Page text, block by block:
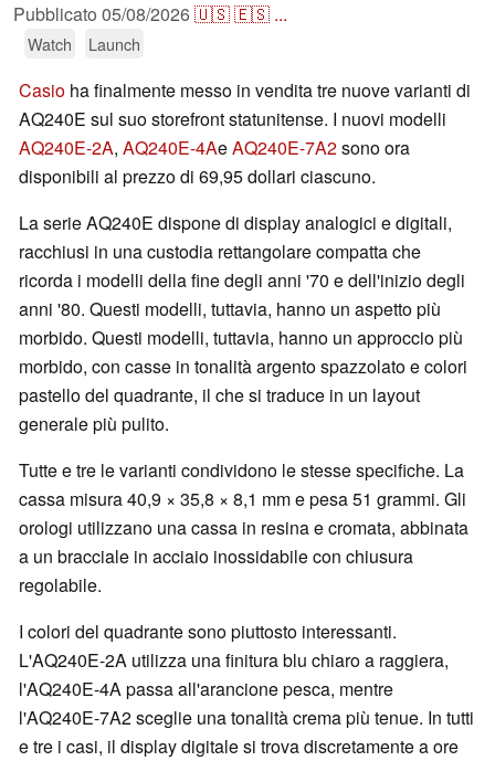
Pubblicato 05/08/2026🇺🇸🇪🇸 ...
Watch Launch
Casio ha finalmente messo in vendita tre nuove varianti di
AQ240E sul suo storefront statunitense. I nuovi modelli
AQ240E-2A, AQ240E-4AeAQ240E-7A2sono ora
disponibili al prezzo di 69,95 dollari ciascuno.
La serie AQ240E dispone di display analogici e digitali,
racchiusi in una custodia rettangolare compatta che
ricorda i modelli della fine degli anni '70 e dell'inizio degli
anni '80. Questi modelli, tuttavia, hanno un aspetto più
morbido. Questi modelli, tuttavia, hanno un approccio più
morbido, con casse in tonalità argento spazzolato e colori
pastello del quadrante, il che si traduce in un layout
generale più pulito.
Tutte e tre le varianti condividono le stesse specifiche. La
cassa misura 40,9 × 35,8 × 8,1 mm e pesa 51 grammi. Gli
orologi utilizzano una cassa in resina e cromata, abbinata
a un bracciale in acciaio inossidabile con chiusura
regolabile.
I colori del quadrante sono piuttosto interessanti.
L'AQ240E-2A utilizza una finitura blu chiaro a raggiera,
l'AQ240E-4A passa all'arancione pesca, mentre
l'AQ240E-7A2 sceglie una tonalità crema più tenue. In tutti
e tre i casi, il display digitale si trova discretamente a ore